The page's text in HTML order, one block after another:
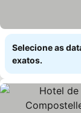
Selecione as
exatos.